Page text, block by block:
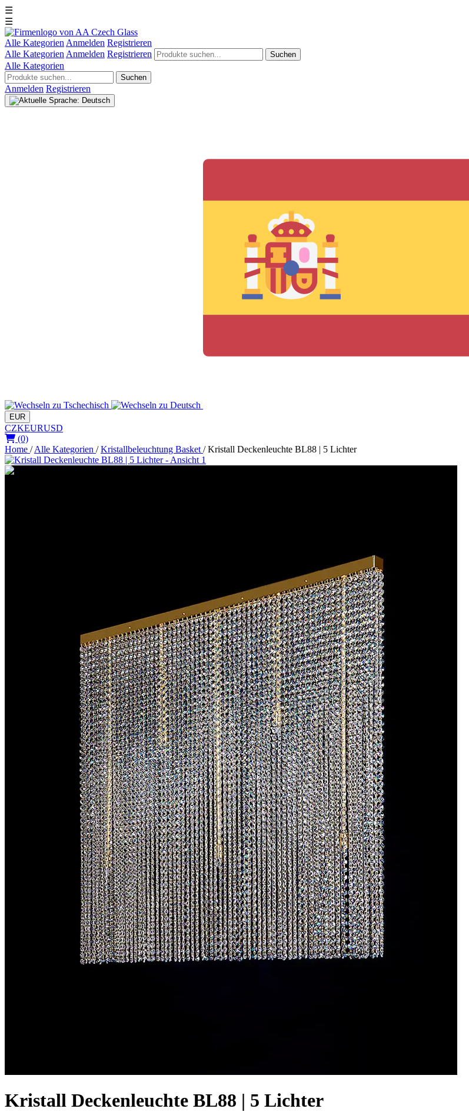
☰
☰
Alle Kategorien Anmelden Registrieren
Alle Kategorien Anmelden Registrieren Suchen
Alle Kategorien
Suchen
Anmelden Registrieren
EUR
CZKEURUSD
(0)
Home / Alle Kategorien / Kristallbeleuchtung Basket / Kristall Deckenleuchte BL88 | 5 Lichter
Kristall Deckenleuchte BL88 | 5 Lichter